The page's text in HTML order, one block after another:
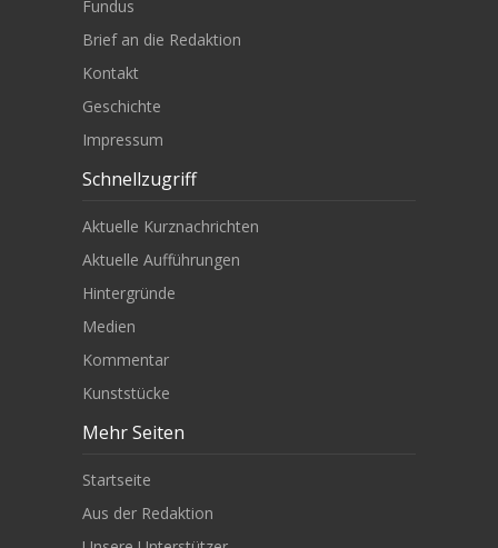
Fundus
Brief an die Redaktion
Kontakt
Geschichte
Impressum
Schnellzugriff
Aktuelle Kurznachrichten
Aktuelle Aufführungen
Hintergründe
Medien
Kommentar
Kunststücke
Mehr Seiten
Startseite
Aus der Redaktion